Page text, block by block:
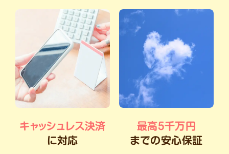
キャッシュレス決済
に対応
最高5千万円
までの安心保証